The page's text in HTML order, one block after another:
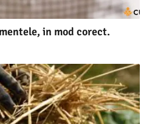
in mod corect.